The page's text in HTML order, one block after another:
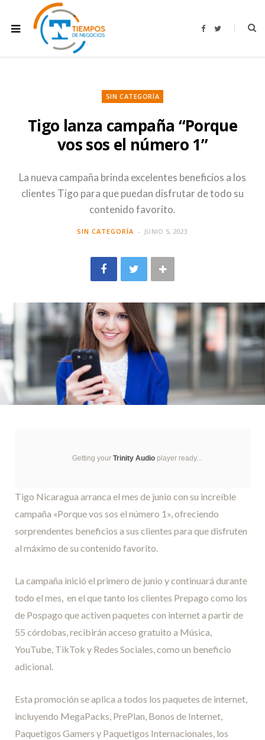
F
b
T
t
SIN CATEGORÍA
Tigo lanza campaña “Porque
vos sos el número 1”
La nueva campaña brinda excelentes beneficios a los
clientes Tigo para que puedan disfrutar de todo su
contenido favorito.
SIN CATEGORÍA JUNIO 5, 2023
Getting your Trinity Audio player ready...
Tigo Nicaragua arranca el mes de junio con su increíble
campaña «Porque vos sos el número 1», ofreciendo
sorprendentes beneficios a sus clientes para que disfruten
al máximo de su contenido favorito.
La campaña inició el primero de junio y continuará durante
todo el mes, en el que tanto los clientes Prepago como los
de Pospago que activen paquetes con internet a partir de
55 córdobas, recibirán acceso gratuito a Música,
YouTube, TikTok y Redes Sociales, como un beneficio
adicional.
Esta promoción se aplica a todos los paquetes de internet,
incluyendo MegaPacks, PrePlan, Bonos de Internet,
Paquetigos Gamers y Paquetigos Internacionales, los